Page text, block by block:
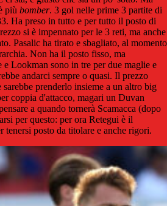
più bomber. 3 gol nelle prime 3 partite di
Ha preso in tutto e per tutto il posto di
si è impennato per le 3 reti, ma anche
Pasalic ha tirato e sbagliato, al momento
Non ha il posto fisso, ma
Lookman sono in tre per due maglie e
andarci sempre o quasi. Il prezzo
prenderlo insieme a un altro big
coppia d'attacco, magari un Duvan
a quando tornerà Scamacca (dopo
per questo: per ora Retegui è il
tenersi posto da titolare e anche rigori.